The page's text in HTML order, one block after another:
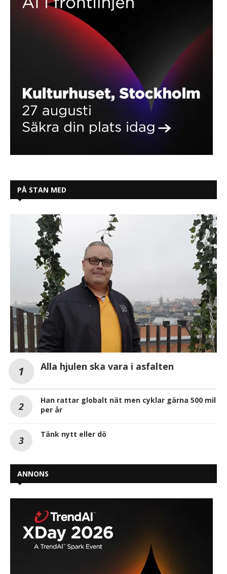
PÅ STAN MED
Alla hjulen ska vara i asfalten
Han rattar globalt nät men cyklar gärna 500 mil
per år
Tänk nytt eller dö
ANNONS